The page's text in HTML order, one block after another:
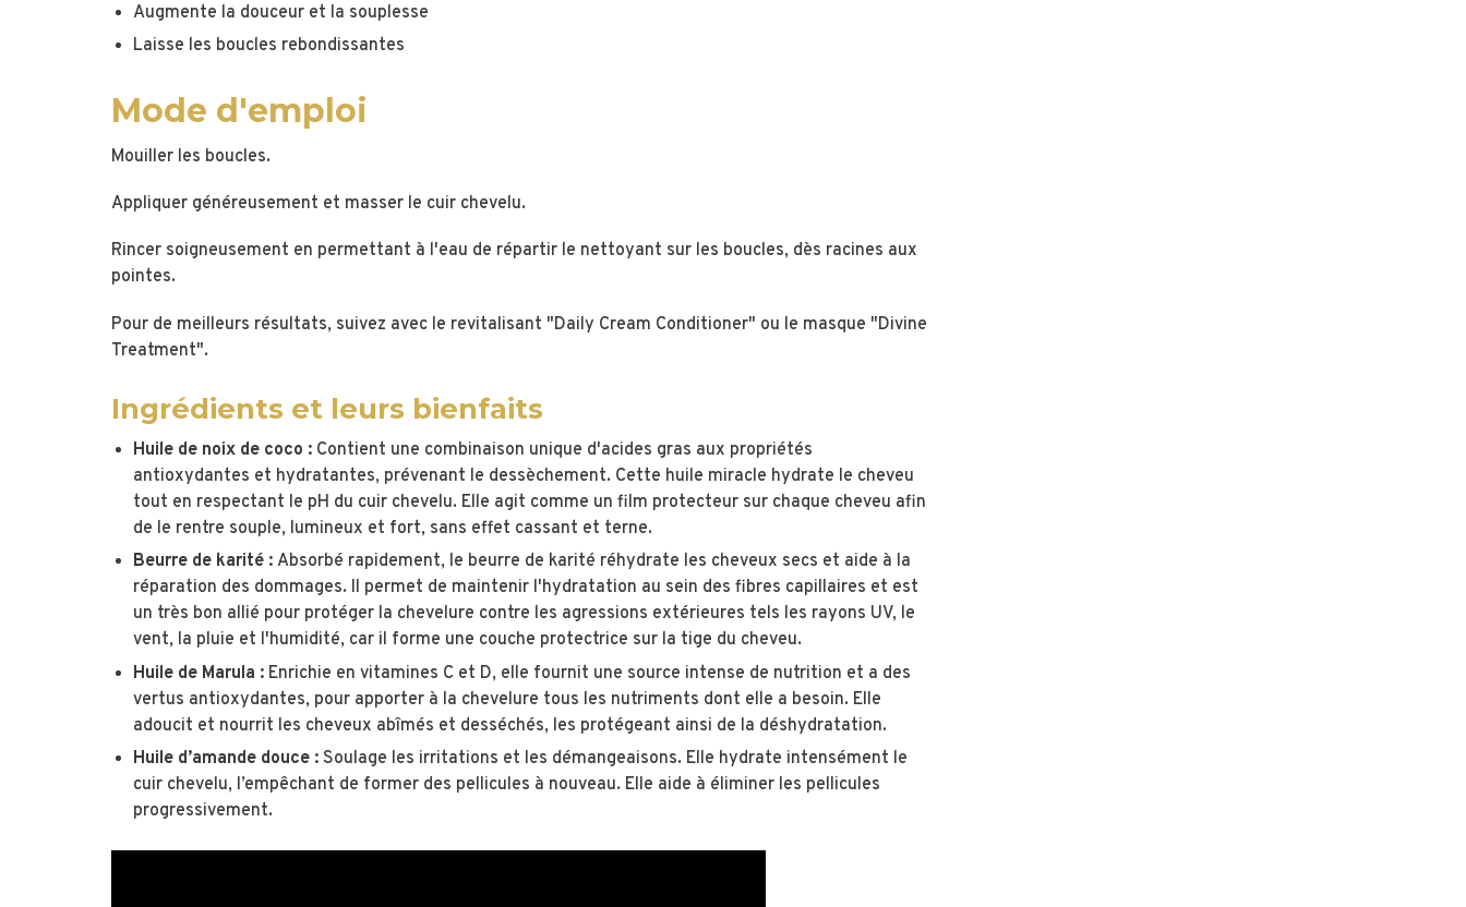
Augmente la douceur et la souplesse
Laisse les boucles rebondissantes
Mode d'emploi
Mouiller les boucles.
Appliquer généreusement et masser le cuir chevelu.
Rincer soigneusement en permettant à l'eau de répartir le nettoyant sur les boucles, dès racines aux
pointes.
Pour de meilleurs résultats, suivez avec le revitalisant "Daily Cream Conditioner" ou le masque "Divine
Treatment".
Ingrédients et leurs bienfaits
Huile de noix de coco : Contient une combinaison unique d'acides gras aux propriétés
antioxydantes et hydratantes, prévenant le dessèchement. Cette huile miracle hydrate le cheveu
tout en respectant le pH du cuir chevelu. Elle agit comme un film protecteur sur chaque cheveu afin
de le rentre souple, lumineux et fort, sans effet cassant et terne.
Beurre de karité : Absorbé rapidement, le beurre de karité réhydrate les cheveux secs et aide à la
réparation des dommages. Il permet de maintenir l'hydratation au sein des fibres capillaires et est
un très bon allié pour protéger la chevelure contre les agressions extérieures tels les rayons UV, le
vent, la pluie et l'humidité, car il forme une couche protectrice sur la tige du cheveu.
Huile de Marula : Enrichie en vitamines C et D, elle fournit une source intense de nutrition et a des
vertus antioxydantes, pour apporter à la chevelure tous les nutriments dont elle a besoin. Elle
adoucit et nourrit les cheveux abîmés et desséchés, les protégeant ainsi de la déshydratation.
Huile d’amande douce : Soulage les irritations et les démangeaisons. Elle hydrate intensément le
cuir chevelu, l’empêchant de former des pellicules à nouveau. Elle aide à éliminer les pellicules
progressivement.